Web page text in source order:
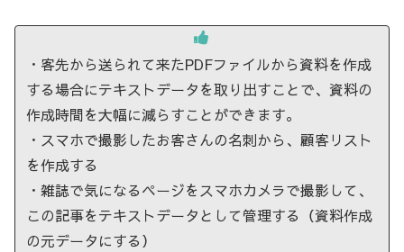
・客先から送られて来たPDFファイルから資料を作成
する場合にテキストデータを取り出すことで、資料の
作成時間を大幅に減らすことができます。
・スマホで撮影したお客さんの名刺から、顧客リスト
を作成する
・雑誌で気になるページをスマホカメラで撮影して、
この記事をテキストデータとして管理する（資料作成
の元データにする）